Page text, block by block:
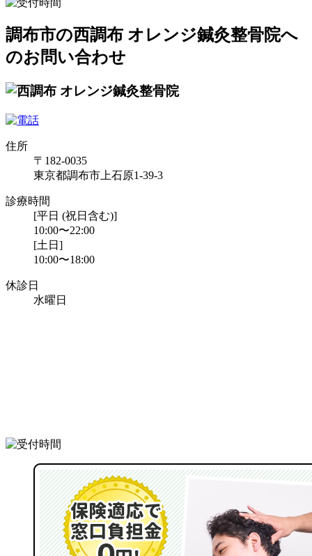
調布市の西調布 オレンジ鍼灸整骨院へ
のお問い合わせ
住所
〒182-0035
東京都調布市上石原1-39-3
診療時間
[平日 (祝日含む)]
10:00〜22:00
[土日]
10:00〜18:00
休診日
水曜日